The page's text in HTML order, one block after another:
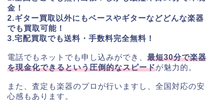
金！
2.ギター買取以外にもベースやギターなどどんな楽器
でも買取可能！
3.宅配買取でも送料・手数料完全無料！
電話でもネットでも申し込みができ、 最短30分で楽器
を現金化できるという圧倒的なスピードが魅力的。
また、査定も楽器のプロが行いますし、全国対応の安
心感もあります。